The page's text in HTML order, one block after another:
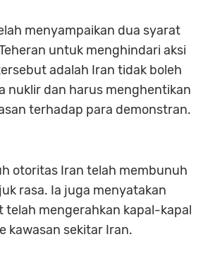
menyampaikan dua syarat
untuk menghindari aksi
adalah Iran tidak boleh
nuklir dan harus menghentikan
terhadap para demonstran.
otoritas Iran telah membunuh
rasa. Ia juga menyatakan
telah mengerahkan kapal-kapal
kawasan sekitar Iran.